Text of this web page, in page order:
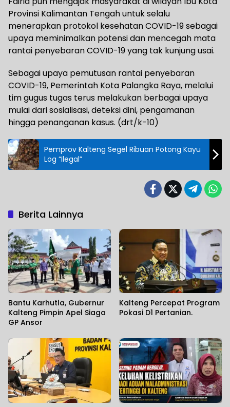
Provinsi Kalimantan Tengah untuk selalu
menerapkan protokol kesehatan COVID-19 sebagai
upaya meminimalkan potensi dan mencegah mata
rantai penyebaran COVID-19 yang tak kunjung usai.
Sebagai upaya pemutusan rantai penyebaran
COVID-19, Pemerintah Kota Palangka Raya, melalui
tim gugus tugas terus melakukan berbagai upaya
mulai dari sosialisasi, deteksi dini, pengamanan
hingga penanganan kasus. (drt/k-10)
Pemprov Kalteng Segel Ribuan Potong Kayu
Log “Ilegal”
Berita Lainnya
Bantu Karhutla, Gubernur
Kalteng Pimpin Apel Siaga
GP Ansor
Kalteng Percepat Program
Pokasi D1 Pertanian.